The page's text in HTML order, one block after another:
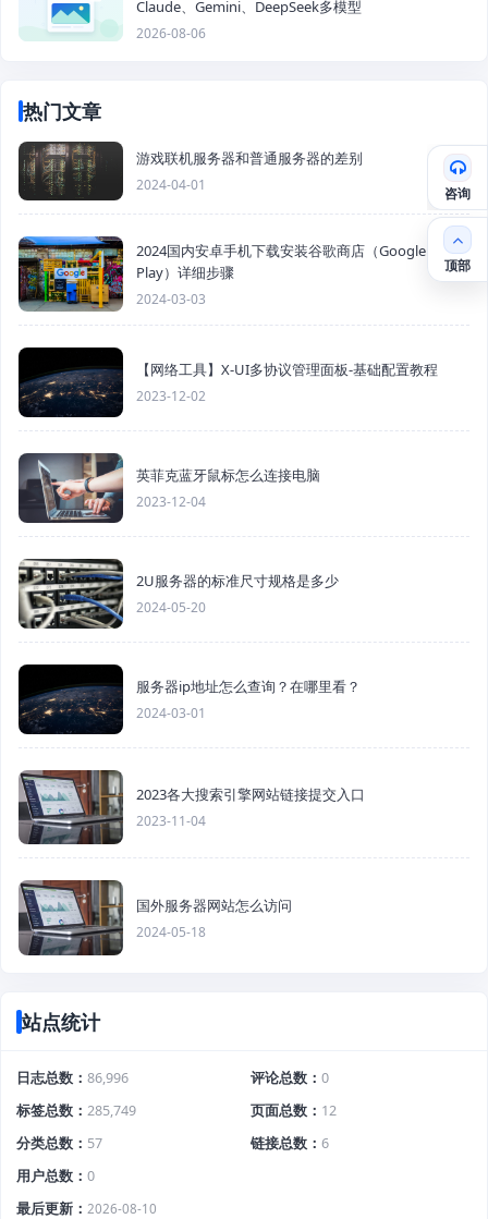
Claude、Gemini、DeepSeek多模型
2026-08-06
热门文章
游戏联机服务器和普通服务器的差别
2024-04-01
2024国内安卓手机下载安装谷歌商店（Google
Play）详细步骤
2024-03-03
【网络工具】X-UI多协议管理面板-基础配置教程
2023-12-02
英菲克蓝牙鼠标怎么连接电脑
2023-12-04
2U服务器的标准尺寸规格是多少
2024-05-20
服务器ip地址怎么查询？在哪里看？
2024-03-01
2023各大搜索引擎网站链接提交入口
2023-11-04
国外服务器网站怎么访问
2024-05-18
站点统计
日志总数 86,996 评论总数
0
标签总数
285,749 页面总数
12
分类总数
57 链接总数
6
用户总数
0
最后更新
2026-08-10
咨询
顶部